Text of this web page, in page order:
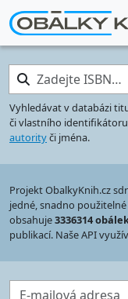
Zadejte ISBN…
Vyhledávat v databázi
či vlastního
autorityči jména.
Projekt ObalkyKnih.cz
jedné, snadno
obsahuje3336314
publikací. Naše API
E-mailová adresa